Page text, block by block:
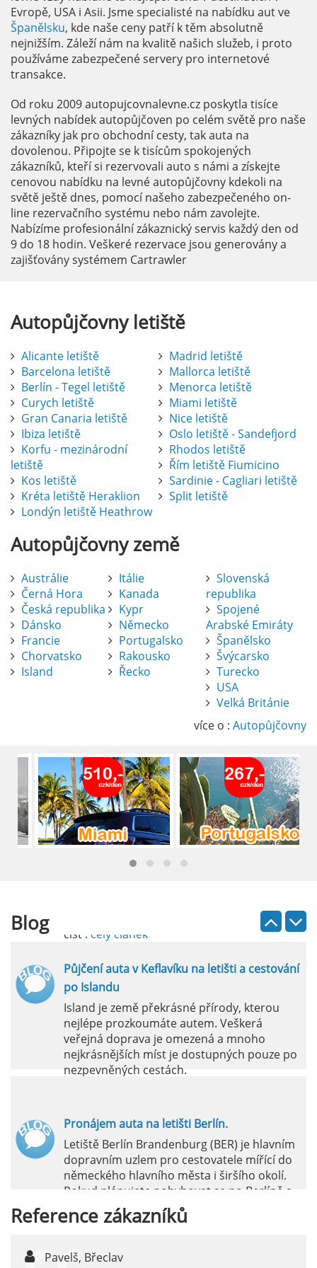
Evropě, USA i Asii. Jsme specialisté na nabídku aut ve
Španělsku, kde naše ceny patří k těm absolutně
nejnižším. Záleží nám na kvalitě našich služeb, i proto
používáme zabezpečené servery pro internetové
transakce.
Od roku 2009 autopujcovnalevne.cz poskytla tisíce
levných nabídek autopůjčoven po celém světě pro naše
zákazníky jak pro obchodní cesty, tak auta na
dovolenou. Připojte se k tisícům spokojených
zákazníků, kteří si rezervovali auto s námi a získejte
cenovou nabídku na levné autopůjčovny kdekoli na
světě ještě dnes, pomocí našeho zabezpečeného on-
line rezervačního systému nebo nám zavolejte.
Nabízíme profesionální zákaznický servis každý den od
9 do 18 hodin. Veškeré rezervace jsou generovány a
zajišťovány systémem Cartrawler
Autopůjčovnyletiště
Alicante letiště
Barcelona letiště
Berlín - Tegel letiště
Curych letiště
Gran Canaria letiště
Ibiza letiště
Korfu - mezinárodní
letiště
Kos letiště
Kréta letiště Heraklion
Londýn letiště Heathrow
Madrid letiště
Mallorca letiště
Menorca letiště
Miami letiště
Nice letiště
Oslo letiště - Sandefjord
Rhodos letiště
Řím letiště Fiumicino
Sardinie - Cagliari letiště
Split letiště
Autopůjčovnyzemě
Austrálie
Černá Hora
Česká republika
Dánsko
Francie
Chorvatsko
Island
Itálie
Kanada
Kypr
Německo
Portugalsko
Rakousko
Řecko
Slovenská
republika
Spojené
Arabské Emiráty
Španělsko
Švýcarsko
Turecko
USA
Velká Británie
více o : Autopůjčovny
Blog
Pronájem auta na letišti Alicante
Půjčení auta na letišti v Alicante je výborný
způsob, jak pohodlně objevovat město i jeho
brána do regionu Costa Blanca, se nachází
přibližně 9 km od centra Alicante.
číst :celý článek
Pronájem auta na letišti Lefkada: Kompletní
průvodce
Půjčení auta na letišti Lefkada je skvělý
číst : celý článek
Půjčení auta v Keflavíku na letišti a cestování
po Islandu
Island je země překrásné přírody, kterou
nejlépe prozkoumáte autem. Veškerá
veřejná doprava je omezená a mnoho
nejkrásnějších míst je dostupných pouze po
nezpevněných cestách.
Pronájem auta na letišti Berlín.
Letiště Berlín Brandenburg (BER) je hlavním
dopravním uzlem pro cestovatele mířící do
německého hlavního města i širšího okolí.
Pokud plánujete pohybovat se po Berlíně a
okolních regionech bez omezení, pronájem
auta přímo na letišti je ideální volbou.
Reference zákazníků
Pavelš, Břeclav